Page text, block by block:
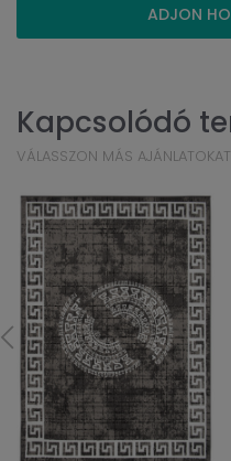
ADJON
Kapcsolódó
VÁLASSZON MÁS